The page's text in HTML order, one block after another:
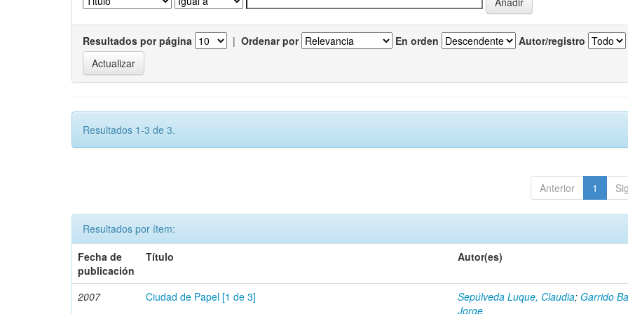
Resultados por página | Ordenar por En orden Autor/registro
Resultados 1-3 de 3.
Anterior 1
Resultados por ítem:
Fecha de
publicación
Título Autor(es)
2007 Ciudad de Papel [1 de 3] Sepúlveda Luque, Claudia; Garrido
Jorge